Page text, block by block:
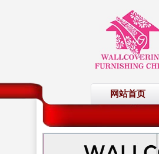
网站首页